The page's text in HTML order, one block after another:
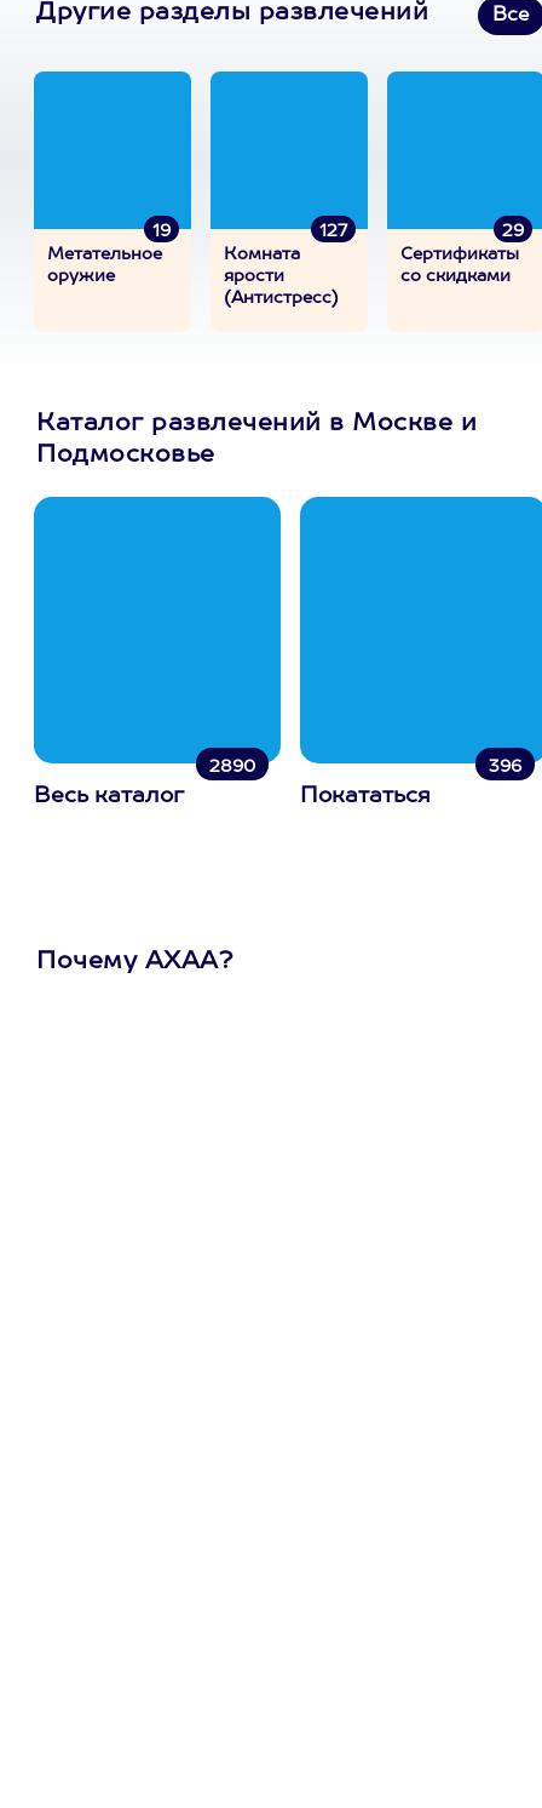
Другие разделы развлечений Все
19
Метательное
оружие
127
Комната
ярости
(Антистресс)
29
Сертификаты
со скидками
Каталог развлечений в Москве и
Подмосковье
2890
Весь каталог
396
Покататься
Почему АХАА?